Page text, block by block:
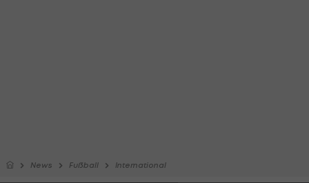
News Fußball International